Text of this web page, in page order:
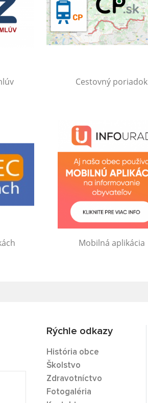
Cestovný poriadok
Mobilná aplikácia
Rýchle odkazy
História obce
Školstvo
Zdravotníctvo
Fotogaléria